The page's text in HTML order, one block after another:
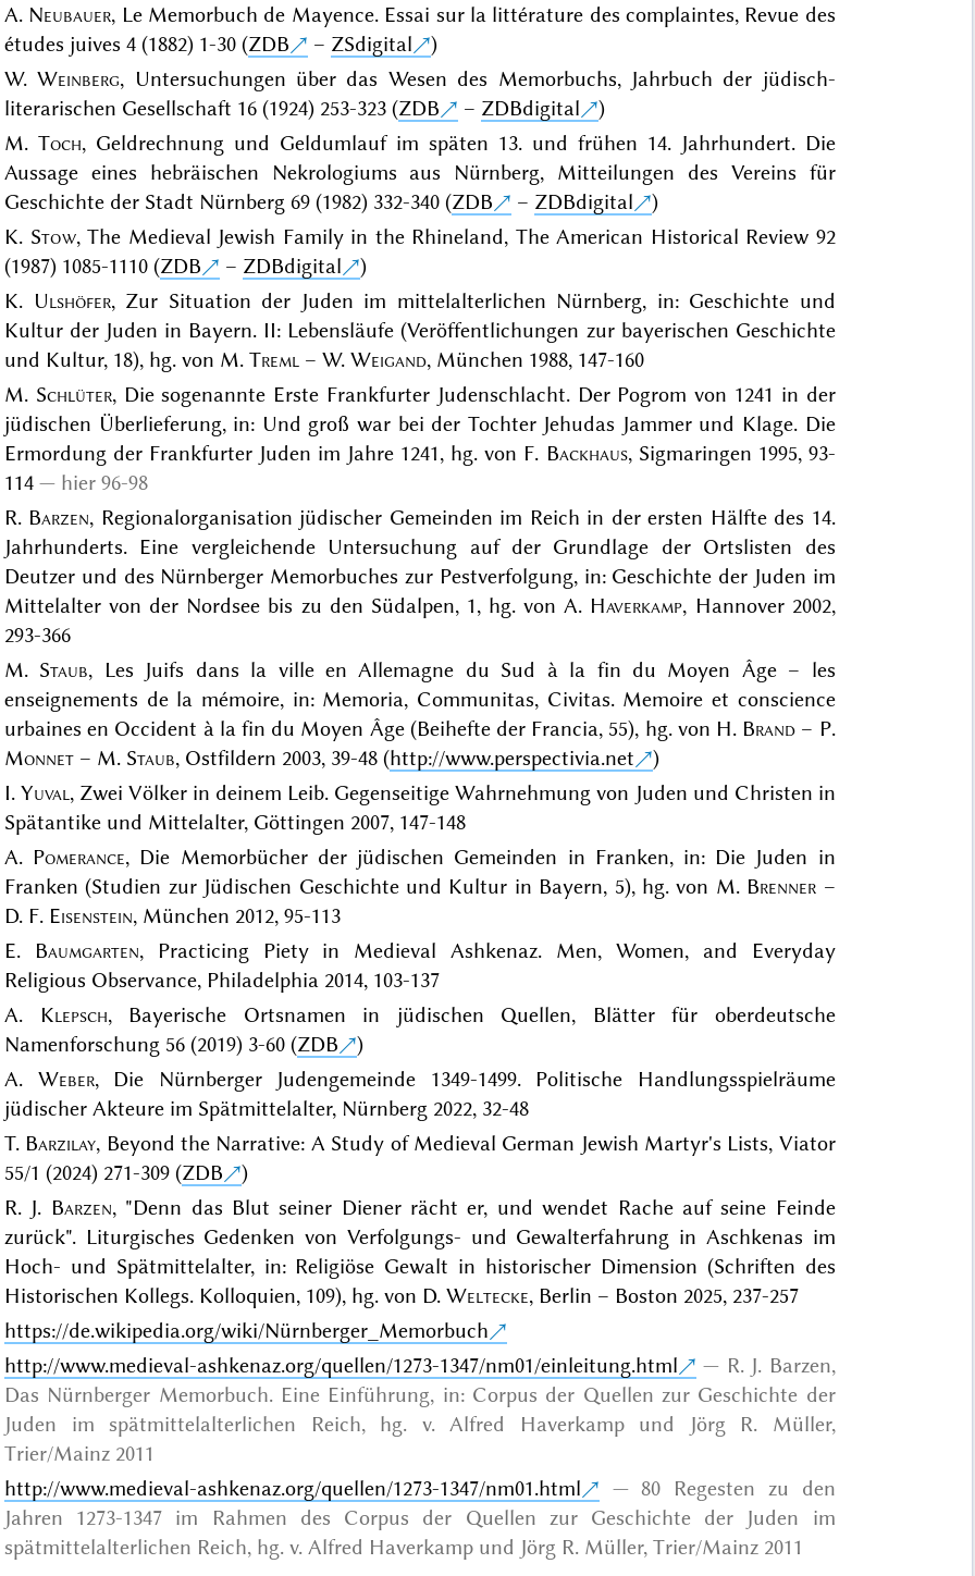
A. Neubauer, Le Memorbuch de Mayence. Essai sur la littérature des complaintes, Revue des
études juives 4 (1882) 1-30 (ZDB – ZSdigital
)
W.Weinberg, Untersuchungen über das Wesen des Memorbuchs, Jahrbuch der jüdisch-
literarischen Gesellschaft 16 (1924) 253-323 (ZDB – ZDBdigital
)
M. Toch, Geldrechnung und Geldumlauf im späten 13. und frühen 14. Jahrhundert. Die
Aussage eines hebräischen Nekrologiums aus Nürnberg, Mitteilungen des Vereins für
Geschichte der Stadt Nürnberg 69 (1982) 332-340 (ZDB – ZDBdigital
)
K. Stow, The Medieval Jewish Family in the Rhineland, The American Historical Review 92
(1987) 1085-1110 (ZDB – ZDBdigital
)
K. Ulshöfer, Zur Situation der Juden im mittelalterlichen Nürnberg, in: Geschichte und
Kultur der Juden in Bayern. II: Lebensläufe (Veröffentlichungen zur bayerischen Geschichte
und Kultur, 18), hg. von M. Treml– W. Weigand, München 1988, 147-160
M. Schlüter, Die sogenannte Erste Frankfurter Judenschlacht. Der Pogrom von 1241 in der
jüdischen Überlieferung, in: Und groß war bei der Tochter Jehudas Jammer und Klage. Die
Ermordung der Frankfurter Juden im Jahre 1241, hg. von F. Backhaus, Sigmaringen 1995, 93-
114
hier 96-98
R. Barzen, Regionalorganisation jüdischer Gemeinden im Reich in der ersten Hälfte des 14.
Jahrhunderts. Eine vergleichende Untersuchung auf der Grundlage der Ortslisten des
Deutzer und des Nürnberger Memorbuches zur Pestverfolgung, in: Geschichte der Juden im
Mittelalter von der Nordsee bis zu den Südalpen, 1, hg. von A. Haverkamp, Hannover 2002,
293-366
M. Staub, Les Juifs dans la ville en Allemagne du Sud à la fin du Moyen Âge – les
enseignements de la mémoire, in: Memoria, Communitas, Civitas. Memoire et conscience
urbaines en Occident à la fin du Moyen Âge (Beihefte der Francia, 55), hg. von H. Brand – P.
Monnet– M. Staub, Ostfildern 2003, 39-48 (http://www.perspectivia.net
)
I.Yuval, Zwei Völker in deinem Leib. Gegenseitige Wahrnehmung von Juden und Christen in
Spätantike und Mittelalter, Göttingen 2007, 147-148
A. Pomerance, Die Memorbücher der jüdischen Gemeinden in Franken, in: Die Juden in
Franken (Studien zur Jüdischen Geschichte und Kultur in Bayern, 5), hg. von M. Brenner –
D. F. Eisenstein, München 2012, 95-113
E. Baumgarten, Practicing Piety in Medieval Ashkenaz. Men, Women, and Everyday
Religious Observance, Philadelphia 2014, 103-137
A. Klepsch, Bayerische Ortsnamen in jüdischen Quellen, Blätter für oberdeutsche
Namenforschung 56 (2019) 3-60 (ZDB
)
A. Weber, Die Nürnberger Judengemeinde 1349-1499. Politische Handlungsspielräume
jüdischer Akteure im Spätmittelalter, Nürnberg 2022, 32-48
T. Barzilay, Beyond the Narrative: A Study of Medieval German Jewish Martyr's Lists, Viator
55/1 (2024) 271-309 (ZDB
)
R. J. Barzen, "Denn das Blut seiner Diener rächt er, und wendet Rache auf seine Feinde
zurück". Liturgisches Gedenken von Verfolgungs- und Gewalterfahrung in Aschkenas im
Hoch- und Spätmittelalter, in: Religiöse Gewalt in historischer Dimension (Schriften des
Historischen Kollegs. Kolloquien, 109), hg. von D. Weltecke, Berlin – Boston 2025, 237-257
https://de.wikipedia.org/wiki/Nürnberger_Memorbuch
http://www.medieval-ashkenaz.org/quellen/1273-1347/nm01/einleitung.html
R. J. Barzen,
Das Nürnberger Memorbuch. Eine Einführung, in: Corpus der Quellen zur Geschichte der
Juden im spätmittelalterlichen Reich, hg. v. Alfred Haverkamp und Jörg R. Müller,
Trier/Mainz 2011
http://www.medieval-ashkenaz.org/quellen/1273-1347/nm01.html
80 Regesten zu den
Jahren 1273-1347 im Rahmen des Corpus der Quellen zur Geschichte der Juden im
spätmittelalterlichen Reich, hg. v. Alfred Haverkamp und Jörg R. Müller, Trier/Mainz 2011